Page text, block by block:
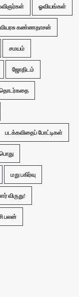
ஓவியங்கள்
கண்ணதாசன்
சமயம்
ஜோதிடம்
படக்கவிதைப் போட்டிகள்
மறு பகிர்வு
விருது!
பலன்